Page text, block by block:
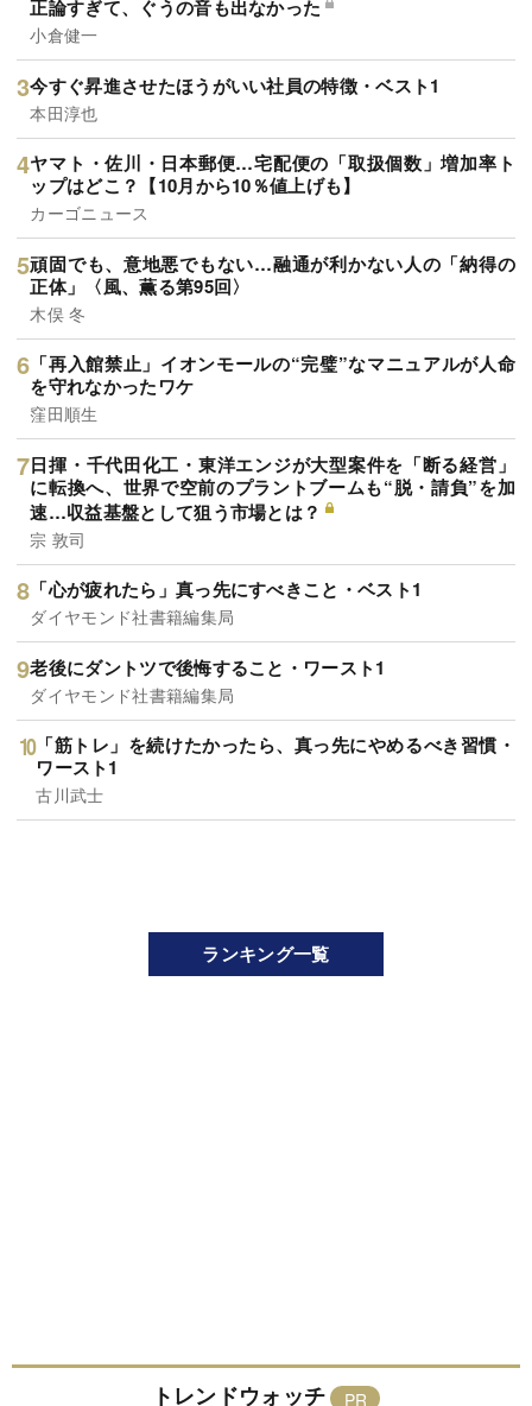
正論すぎて、ぐうの音も出なかった
小倉健一
今すぐ昇進させたほうがいい社員の特徴・ベスト1
本田淳也
ヤマト・佐川・日本郵便…宅配便の「取扱個数」増加率ト
ップはどこ？【10月から10％値上げも】
カーゴニュース
頑固でも、意地悪でもない…融通が利かない人の「納得の
正体」〈風、薫る第95回〉
木俣 冬
「再入館禁止」イオンモールの“完璧”なマニュアルが人命
を守れなかったワケ
窪田順生
日揮・千代田化工・東洋エンジが大型案件を「断る経営」
に転換へ、世界で空前のプラントブームも“脱・請負”を加
速…収益基盤として狙う市場とは？
宗 敦司
「心が疲れたら」真っ先にすべきこと・ベスト1
ダイヤモンド社書籍編集局
老後にダントツで後悔すること・ワースト1
ダイヤモンド社書籍編集局
「筋トレ」を続けたかったら、真っ先にやめるべき習慣・
ワースト1
古川武士
ランキング一覧
トレンドウォッチ